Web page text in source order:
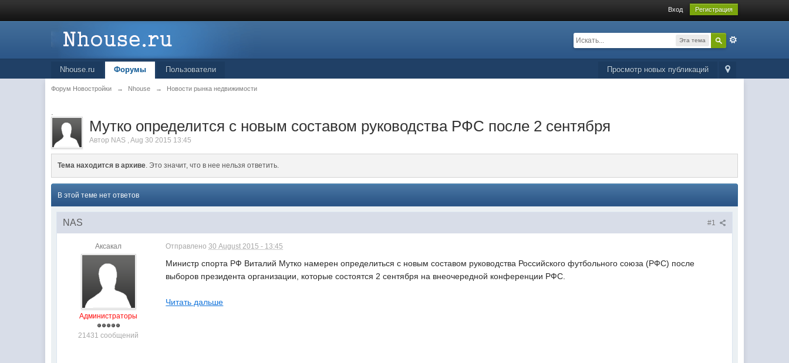
Вход Регистрация
Эта тема
Просмотр новых публикаций
Nhouse.ru Форумы Пользователи
Форум Новостройки → Nhouse → Новости рынка недвижимости
.
Мутко определится с новым составом руководства РФС после 2 сентября
Автор NAS ,Aug 30 2015 13:45
Тема находится в архиве. Это значит, что в нее нельзя ответить.
В этой теме нет ответов
#1
NAS
Аксакал
Администраторы
21431 сообщений
Отправлено30 August 2015 - 13:45
Министр спорта РФ Виталий Мутко намерен определиться с новым составом руководства Российского футбольного союза (РФС) после
выборов президента организации, которые состоятся 2 сентября на внеочередной конференции РФС.
Читать дальше